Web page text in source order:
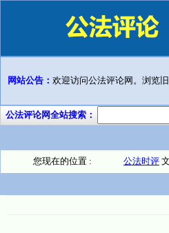
网站公告： 欢迎访问公法评论网。浏览旧
公法评论网全站搜索：
您现在的位置 : 公法时评